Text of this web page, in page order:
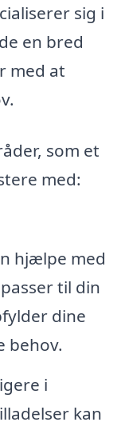
sig i
en bred
med at
som et
med:
hjælpe med
til din
dine
behov.
i
kan